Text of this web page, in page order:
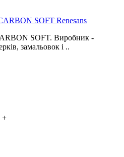
SOFT Renesans
SOFT. Виробник -
замальовок і ..
+